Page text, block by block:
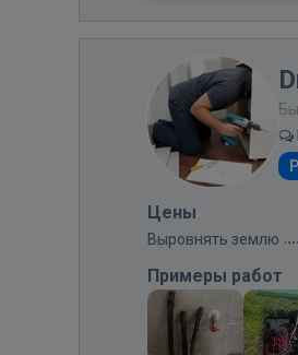
Цены
Выровнять землю
Примеры работ